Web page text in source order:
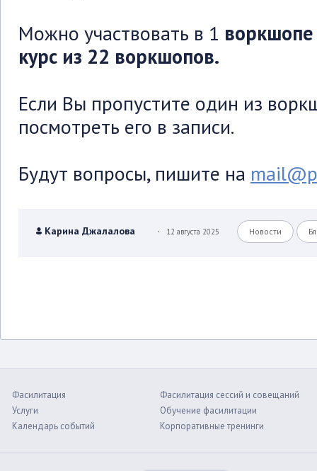
Можно участвовать в 1 воркшопе
курс из 22 воркшопов.
Если Вы пропустите один из
посмотреть его в записи.
Будут вопросы, пишите на
Карина Джалалова . 12 августа 2025 Новости
Фасилитация
Услуги
Календарь событий
Фасилитация сессий и совещаний
Обучение фасилитации
Корпоративные тренинги